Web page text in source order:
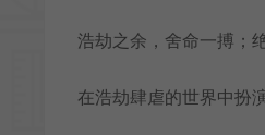
浩劫之余，舍命一搏；
在浩劫肆虐的世界中扮